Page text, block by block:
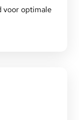
voor optimale